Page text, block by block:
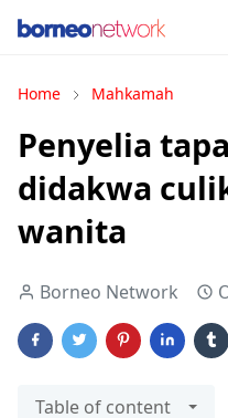
Home Mahkamah
Penyelia
didakwa
wanita
Borneo Network
Table of content